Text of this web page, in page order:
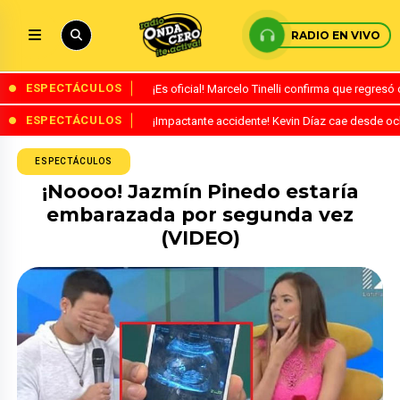
RADIO EN VIVO
ESPECTÁCULOS ¡Es oficial! Marcelo Tinelli confirma que
ESPECTÁCULOS ¡Impactante accidente! Kevin Díaz cae desde
ESPECTÁCULOS
¡Noooo! Jazmín Pinedo estaría
embarazada por segunda vez
(VIDEO)